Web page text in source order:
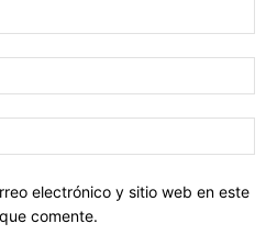
electrónico y sitio web en este
comente.